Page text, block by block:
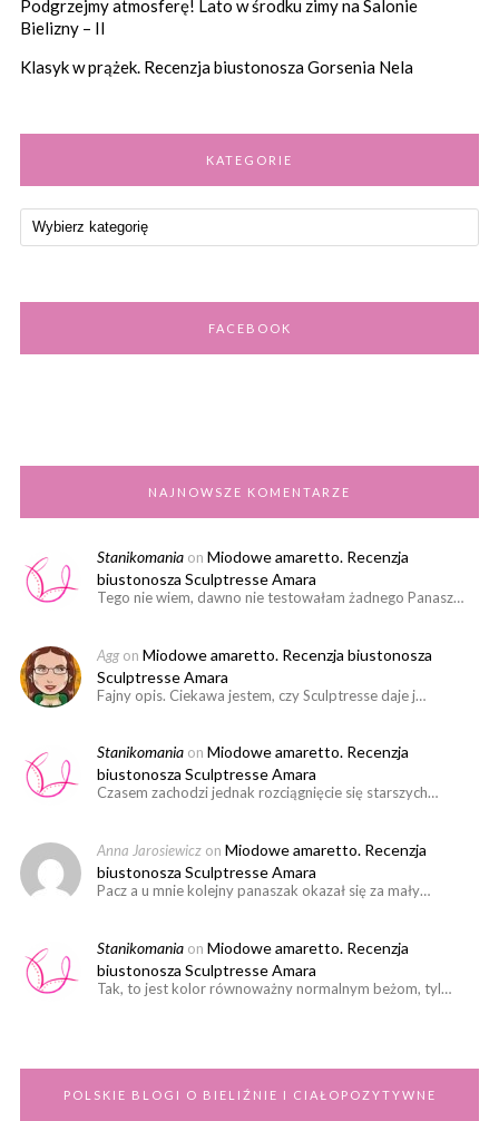
Podgrzejmy atmosferę! Lato w środku zimy na Salonie
Bielizny – II
Klasyk w prążek. Recenzja biustonosza Gorsenia Nela
KATEGORIE
FACEBOOK
NAJNOWSZE KOMENTARZE
Stanikomania on Miodowe amaretto. Recenzja
biustonosza Sculptresse Amara
Tego nie wiem, dawno nie testowałam żadnego Panasz…
Agg on Miodowe amaretto. Recenzja biustonosza
Sculptresse Amara
Fajny opis. Ciekawa jestem, czy Sculptresse daje j…
Stanikomania on Miodowe amaretto. Recenzja
biustonosza Sculptresse Amara
Czasem zachodzi jednak rozciągnięcie się starszych…
Anna Jarosiewicz on Miodowe amaretto. Recenzja
biustonosza Sculptresse Amara
Pacz a u mnie kolejny panaszak okazał się za mały…
Stanikomania on Miodowe amaretto. Recenzja
biustonosza Sculptresse Amara
Tak, to jest kolor równoważny normalnym beżom, tyl…
POLSKIE BLOGI O BIELIŹNIE I CIAŁOPOZYTYWNE